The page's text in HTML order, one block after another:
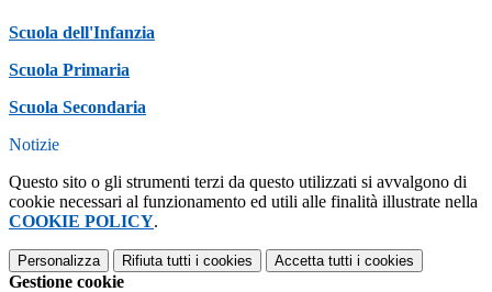
Scuola dell'Infanzia
Scuola Primaria
Scuola Secondaria
Notizie
Questo sito o gli strumenti terzi da questo utilizzati si avvalgono di
cookie necessari al funzionamento ed utili alle finalità illustrate nella
COOKIE POLICY.
Personalizza Rifiuta tutti i cookies Accetta tutti i cookies
Gestione cookie